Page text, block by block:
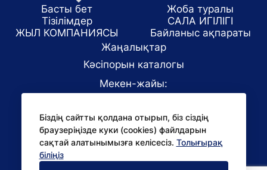
Біздің сайтты қолдана отырып, біз сіздің
браузеріңізде куки (cookies) файлдарын
сақтай алатынымызға келісесіз. Толығырақ
біліңіз
Басты бет
Жоба туралы
Тізілімдер
САЛА ИГІЛІГІ
ЖЫЛ КОМПАНИЯСЫ
Байланыс ақпараты
Жаңалықтар
Кәсіпорын каталогы
Мекен-жайы:
E-mail:
office@niac.kz